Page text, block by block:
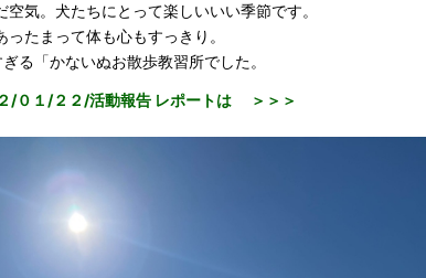
気。犬たちにとって楽しいいい季節です。
たまって体も心もすっきり。
る「かないぬお散歩教習所でした。
/０１/２２/活動報告 レポートは ＞＞＞